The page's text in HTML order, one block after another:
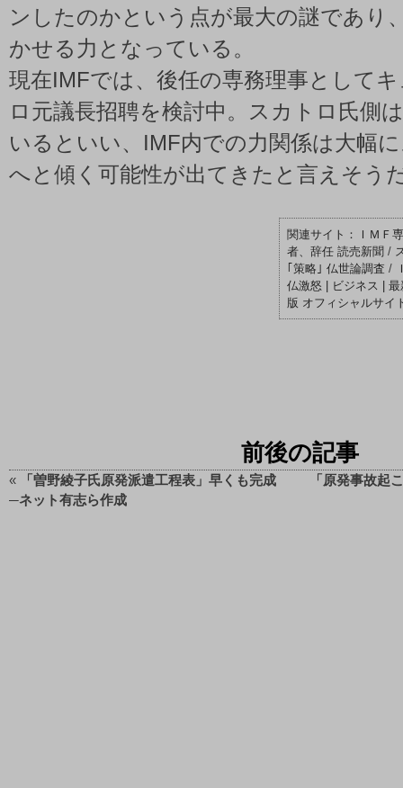
ンしたのかという点が最大の謎であり
かせる力となっている。
現在IMFでは、後任の専務理事として
ロ元議長招聘を検討中。スカトロ氏側
いるといい、IMF内での力関係は大幅
へと傾く可能性が出てきたと言えそう
ＩＭＦ
者、辞任 読売新聞 /
｢策略｣ 仏世論調査 /
仏激怒 | ビジネス |
版 オフィシャルサイ
前後の記事
«
「曽野綾子氏原発派遣工程表」早くも完成
─ネット有志ら作成
「原発事故起